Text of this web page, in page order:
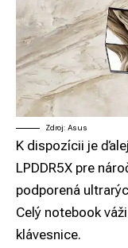
Zdroj: Asus
K dispozícii je
LPDDR5X pre
podporená
Celý notebook
klávesnice.